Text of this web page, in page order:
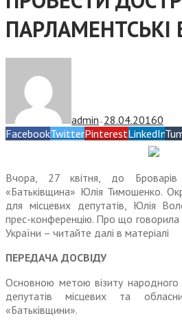
ПАРЛАМЕНТСЬКІ
admin — 28.04.20160
FacebookTwitterPinterestLinkedIn
Вчора, 27 квітня, до Броварів
«Батьківщина» Юлія Тимошенко.
для місцевих депутатів, Юлія
прес-конференцію. Про що говорила
України – читайте далі в матеріалі
ПЕРЕДАЧА ДОСВІДУ
Основною метою візиту народ­ного
депутатів місцевих та
«Батьківщини».